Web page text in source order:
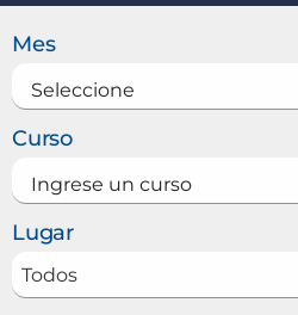
Buscar un curso
Mes
Curso
Lugar